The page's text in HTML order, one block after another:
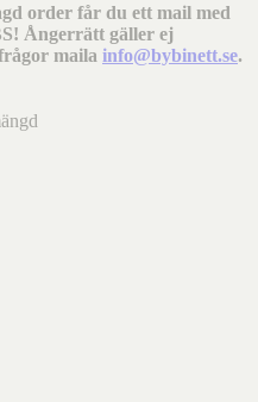
order får du ett mail med
Ångerrätt gäller ej
maila info@bybinett.se.